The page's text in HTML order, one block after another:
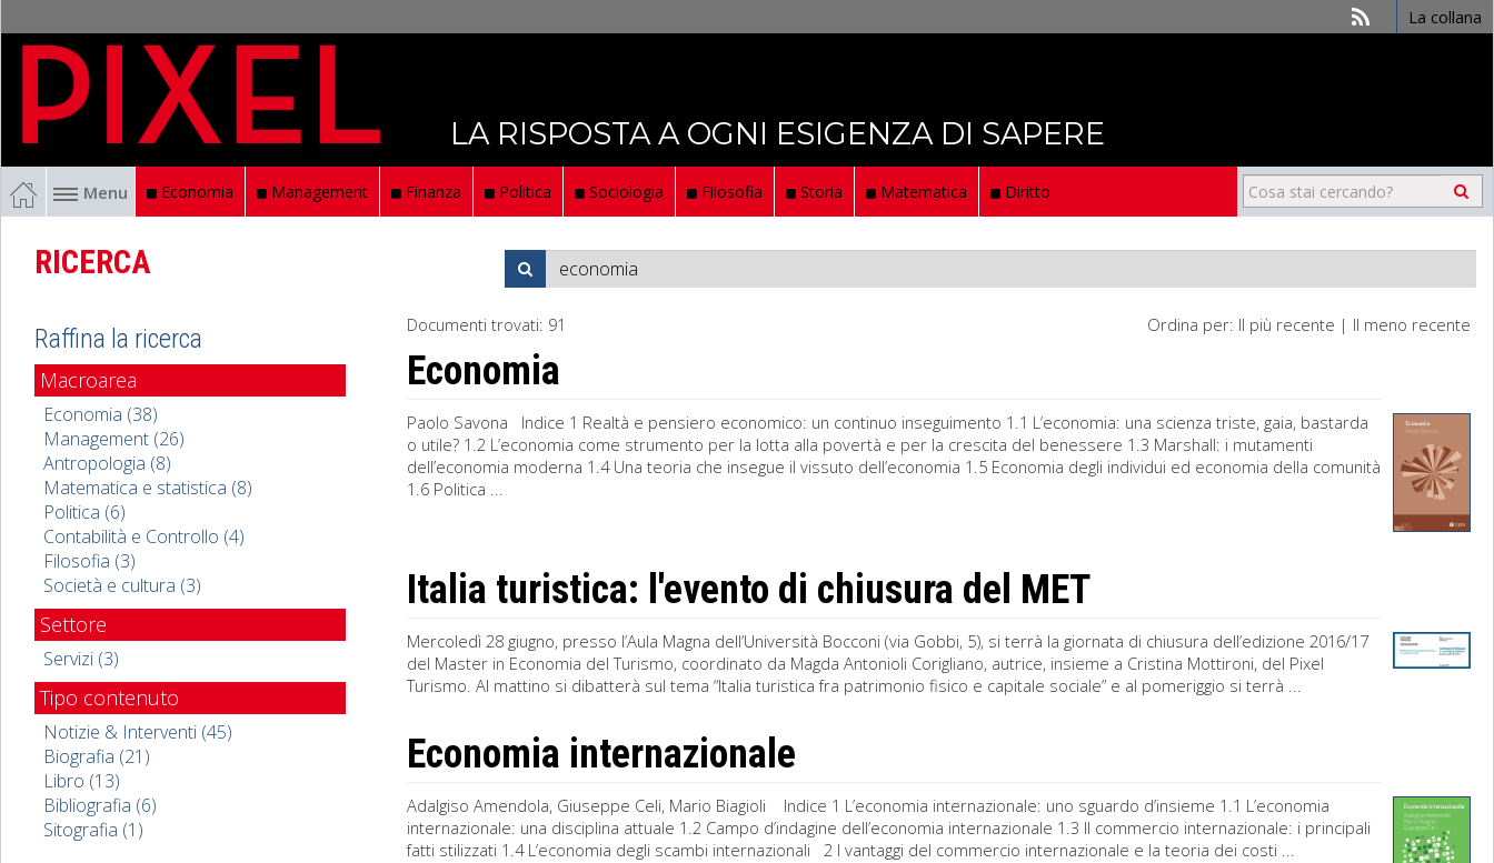
La collana
LA RISPOSTA A OGNI ESIGENZA DI SAPERE
Menu Economia Management Finanza Politica Sociologia Filosofia Storia Matematica Diritto
RICERCA
Ordina per: Il più recente | Il meno recente
Documenti trovati: 91
Economia
Paolo Savona Indice 1 Realtà e pensiero economico: un continuo inseguimento 1.1 L’economia: una scienza triste, gaia, bastarda
o utile? 1.2 L’economia come strumento per la lotta alla povertà e per la crescita del benessere 1.3 Marshall: i mutamenti
dell’economia moderna 1.4 Una teoria che insegue il vissuto dell’economia 1.5 Economia degli individui ed economia della comunità
1.6 Politica ...
Italia turistica: l'evento di chiusura del MET
Mercoledì 28 giugno, presso l’Aula Magna dell’Università Bocconi (via Gobbi, 5), si terrà la giornata di chiusura dell’edizione 2016/17
del Master in Economia del Turismo, coordinato da Magda Antonioli Corigliano, autrice, insieme a Cristina Mottironi, del Pixel
Turismo. Al mattino si dibatterà sul tema “Italia turistica fra patrimonio fisico e capitale sociale” e al pomeriggio si terrà ...
Economia internazionale
Adalgiso Amendola, Giuseppe Celi, Mario Biagioli Indice 1 L’economia internazionale: uno sguardo d’insieme 1.1 L’economia
internazionale: una disciplina attuale 1.2 Campo d’indagine dell’economia internazionale 1.3 Il commercio internazionale: i principali
fatti stilizzati 1.4 L’economia degli scambi internazionali 2 I vantaggi del commercio internazionale e la teoria dei costi ...
Raffina la ricerca
Macroarea
Economia (38)
Management (26)
Antropologia (8)
Matematica e statistica (8)
Politica (6)
Contabilità e Controllo (4)
Filosofia (3)
Società e cultura (3)
Settore
Servizi (3)
Tipo contenuto
Notizie & Interventi (45)
Biografia (21)
Libro (13)
Bibliografia (6)
Sitografia (1)